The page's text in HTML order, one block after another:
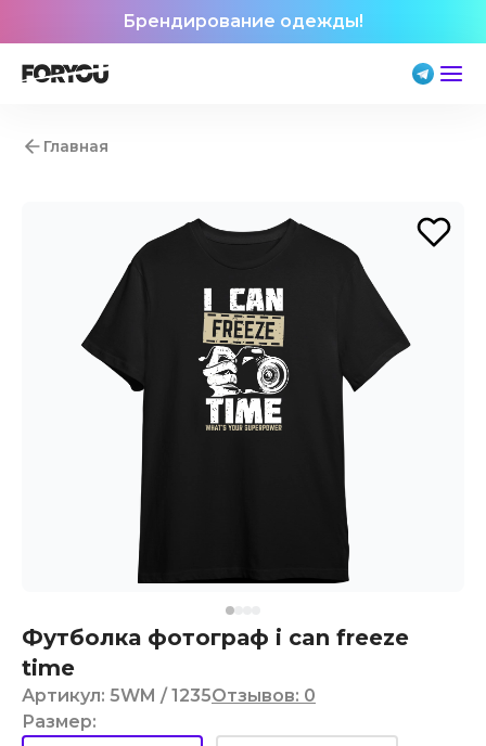
Брендирование одежды!
Главная
Футболка фотограф i can freeze
time
Артикул: 5WM / 1235Отзывов: 0
Размер: